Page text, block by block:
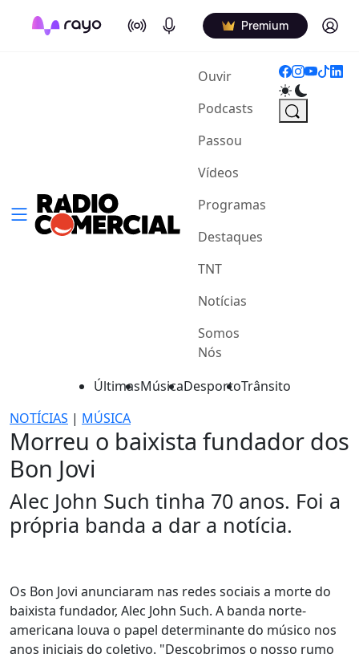
On Air Podcasts Premium Log in
Ouvir(current)
Podcasts
Passou
Vídeos
Programas
Destaques
TNT
Notícias
Somos
Nós
ÚltimasMúsicaDesportoTrânsito
NOTÍCIAS | MÚSICA
Morreu o baixista fundador dos
Bon Jovi
Alec John Such tinha 70 anos. Foi a
própria banda a dar a notícia.
Os Bon Jovi anunciaram nas redes sociais a morte do
baixista fundador, Alec John Such. A banda norte-
americana louva o papel determinante do músico nos
anos iniciais do coletivo. "Descobrimos o nosso rumo